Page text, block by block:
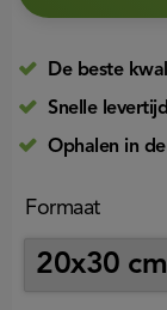
Formaat
De beste
Snelle levertijd
Ophalen in